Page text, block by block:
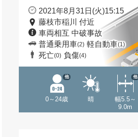
2021年8月31日(火)15:15
藤枝市稲川 付近
車両相互 中破事故
普通乗用車(2) 軽自動車(1)
死亡(0) 負傷(4)
0～24歳
他
晴
幅5.5～
9.0m
他